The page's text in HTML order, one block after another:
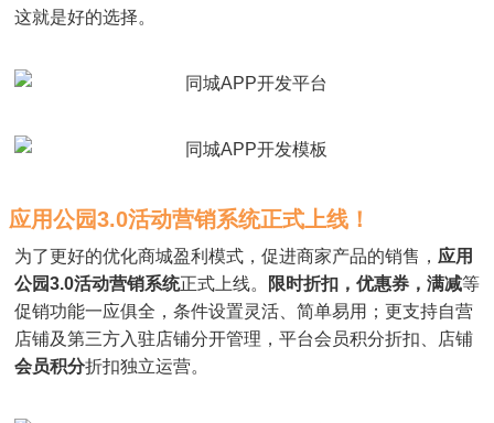
这就是好的选择。
应用公园3.0活动营销系统正式上线！
为了更好的优化商城盈利模式，促进商家产品的销售， 应用
公园3.0活动营销系统正式上线。 限时折扣，优惠券，满减等
促销功能一应俱全，条件设置灵活、简单易用；更支持自营
店铺及第三方入驻店铺分开管理，平台会员积分折扣、店铺
会员积分折扣独立运营。